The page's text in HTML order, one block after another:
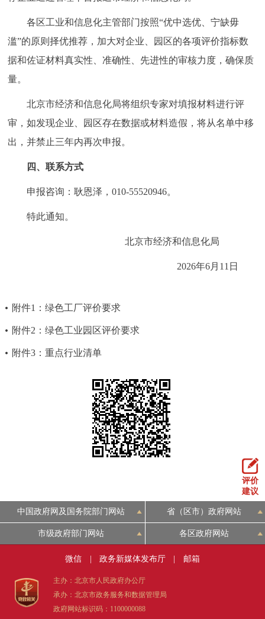
各区工业和信息化主管部门按照“优中选优、宁缺毋
滥”的原则择优推荐，加大对企业、园区的各项评价指标数
据和佐证材料真实性、准确性、先进性的审核力度，确保质
量。
北京市经济和信息化局将组织专家对填报材料进行评
审，如发现企业、园区存在数据或材料造假，将从名单中移
出，并禁止三年内再次申报。
四、联系方式
申报咨询：耿恩泽，010-55520946。
特此通知。
北京市经济和信息化局
2026年6月11日
附件1：绿色工厂评价要求
附件2：绿色工业园区评价要求
附件3：重点行业清单
评价
建议
中国政府网及国务院部门网站 省（区市）政府网站
市级政府部门网站 各区政府网站
微信 政务新媒体发布厅 邮箱
主办：北京市人民政府办公厅
承办：北京市政务服务和数据管理局
政府网站标识码：1100000088